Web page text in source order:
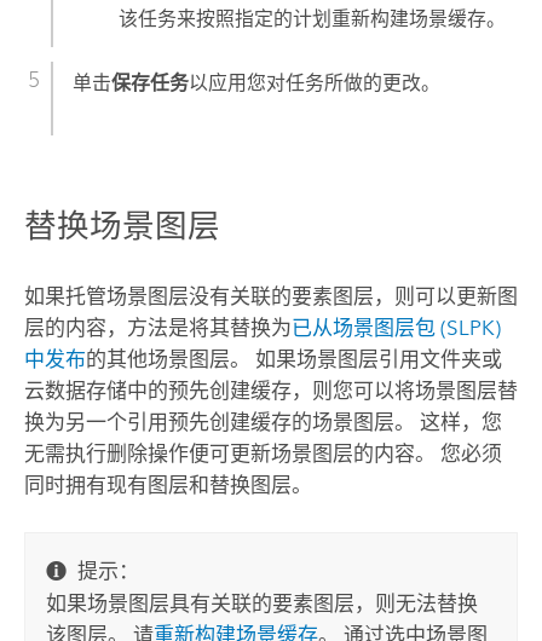
该任务来按照指定的计划重新构建场景缓存。
单击保存任务以应用您对任务所做的更改。
替换场景图层
如果托管场景图层没有关联的要素图层，则可以更新图
层的内容，方法是将其替换为已从场景图层包 (SLPK)
中发布的其他场景图层。 如果场景图层引用文件夹或
云数据存储中的预先创建缓存，则您可以将场景图层替
换为另一个引用预先创建缓存的场景图层。 这样，您
无需执行删除操作便可更新场景图层的内容。 您必须
同时拥有现有图层和替换图层。
提示：
如果场景图层具有关联的要素图层，则无法替换
该图层。 请重新构建场景缓存。 通过选中场景图